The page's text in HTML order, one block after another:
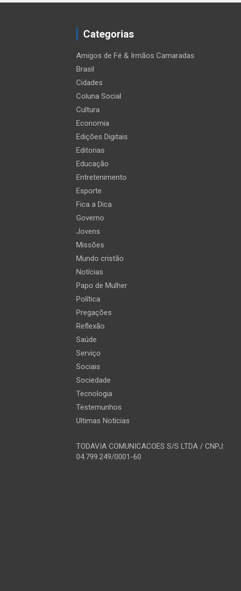
Categorias
Amigos de Fé & Irmãos Camaradas
Brasil
Cidades
Coluna Social
Cultura
Economia
Edições Digitais
Editorias
Educação
Entretenimento
Esporte
Fica a Dica
Governo
Jovens
Missões
Mundo cristão
Notícias
Papo de Mulher
Política
Pregações
Reflexão
Saúde
Serviço
Sociais
Sociedade
Tecnologia
Testemunhos
Ultimas Notícias
TODAVIA COMUNICACOES S/S LTDA / CNPJ:
04.799.249/0001-60